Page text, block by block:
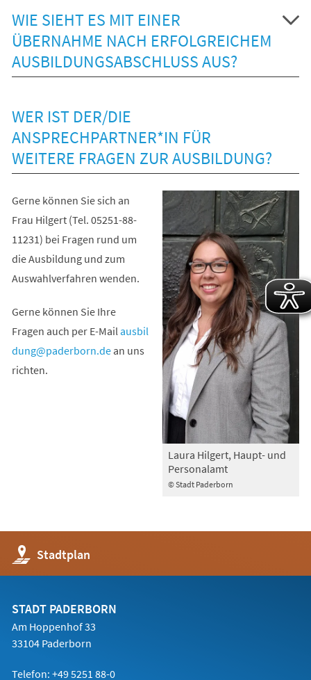
WIE SIEHT ES MIT EINER
ÜBERNAHME NACH ERFOLGREICHEM
AUSBILDUNGSABSCHLUSS AUS?
WER IST DER/DIE
ANSPRECHPARTNER*IN FÜR
WEITERE FRAGEN ZUR AUSBILDUNG?
© Stadt Paderborn
Laura Hilgert, Haupt- und
Personalamt
Gerne können Sie sich an
Frau Hilgert (Tel. 05251-88-
11231) bei Fragen rund um
die Ausbildung und zum
Auswahlverfahren wenden.
Gerne können Sie Ihre
Fragen auch per E-Mail ausbil
dung
paderborn dean uns
richten.
Stadtplan
(Öffnet
in
einem
Tab)
STADT PADERBORN
Am Hoppenhof 33
33104 Paderborn
Telefon: +49 5251 88-0